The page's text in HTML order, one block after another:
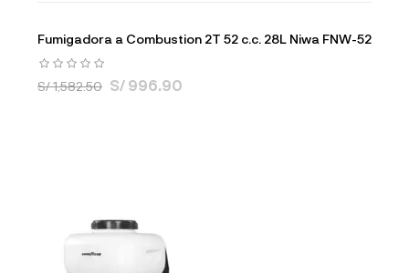
Fumigadora a Combustion 2T 52 c.c. 28L Niwa FNW-52
S/ 1,582.50 S/ 996.90